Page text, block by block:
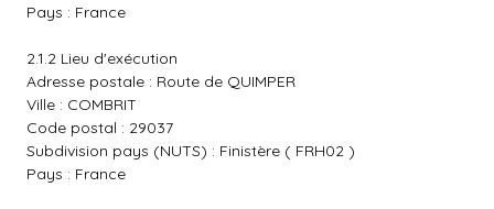
Pays : France
2.1.2 Lieu d'exécution
Adresse postale : Route de QUIMPER
Ville : COMBRIT
Code postal : 29037
Subdivision pays (NUTS) : Finistère ( FRH02 )
Pays : France